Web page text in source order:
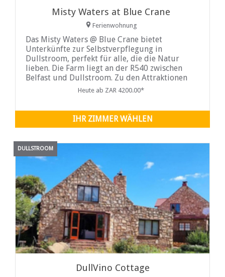
Misty Waters at Blue Crane
Ferienwohnung
Das Misty Waters @ Blue Crane bietet
Unterkünfte zur Selbstverpflegung in
Dullstroom, perfekt für alle, die die Natur
lieben. Die Farm liegt an der R540 zwischen
Belfast und Dullstroom. Zu den Attraktionen
der Umgebung zählen Golf auf dem
Heute ab ZAR 4200.00*
IHR ZIMMER WÄHLEN
DULLSTROOM
DullVino Cottage